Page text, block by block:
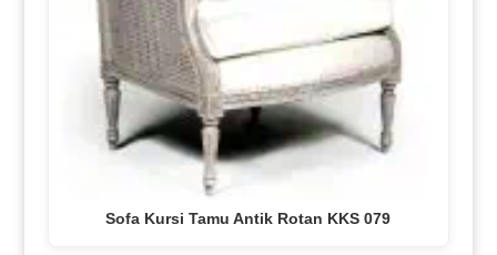
Sofa Kursi Tamu Antik Rotan KKS 079